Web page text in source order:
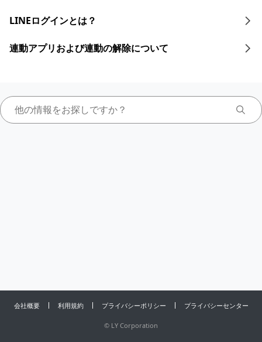
LINEログインとは？
連動アプリおよび連動の解除について
会社概要 利用規約 プライバシーポリシー プライバシーセンター
© LY Corporation